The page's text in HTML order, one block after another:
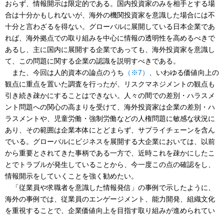
おらず、情報開示は限定的である。国内投資家のみを相手とする場
合は十分かもしれないが、海外の機関投資家を意識した場合には不
十分と言わざるを得ない。グローバルに展開している日本企業であ
れば、海外拠点での取り組みを中心に情報の透明性を高めるべきで
あるし、主に国内に展開する企業であっても、海外投資家を意識し
て、この問題に関する企業の認識を説明すべきである。
また、今回は人的資本の論点のうち （※7）
、いわゆる価値向上の
観点に重点を置いた調査を行ったが、リスクマネジメントの観点も
引き続き疎かにすることはできない。人々の間での差別・ハラスメ
ント問題への関心の高まりを受けて、海外投資家は企業の差別・ハ
ラスメントや、児童労働・強制労働などの人権問題に敏感な状況に
あり、その範囲は企業本体にとどまらず、サプライチェーンを含ん
でいる。グローバルにビジネスを展開する大企業においては、以前
から重要とされてきた事柄である一方で、近時これを疎かにしたこ
とでトラブルが発生していることから、今一度この点の確認をし、
情報開示をしていくことを強く勧めたい。
「従業員や求職者を意識した情報発信」の事例で示したように、
海外の事例では、従業員のエンゲージメント、能力開発、組織文化
を重視することで、企業価値向上を目指す取り組みが進められてい